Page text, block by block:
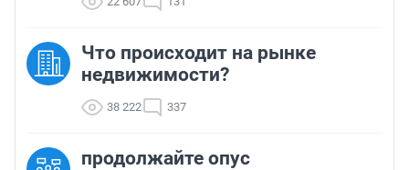
Что происходит на рынке
недвижимости?
38 222 337
продолжайте опус